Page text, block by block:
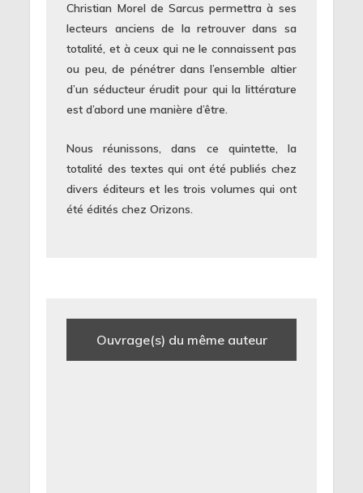
Christian Morel de Sarcus permettra à ses
lecteurs anciens de la retrouver dans sa
totalité, et à ceux qui ne le connaissent pas
ou peu, de pénétrer dans l’ensemble altier
d’un séducteur érudit pour qui la littérature
est d’abord une manière d’être.
Nous réunissons, dans ce quintette, la
totalité des textes qui ont été publiés chez
divers éditeurs et les trois volumes qui ont
été édités chez Orizons.
Ouvrage(s) du même auteur